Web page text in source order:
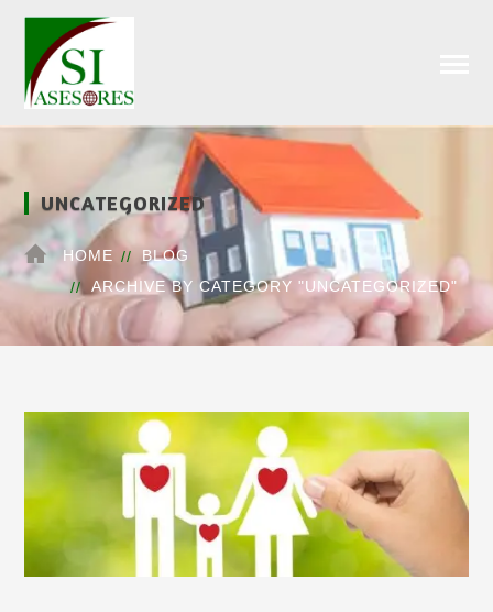
UNCATEGORIZED
HOME
BLOG
ARCHIVE BY CATEGORY "UNCATEGORIZED"